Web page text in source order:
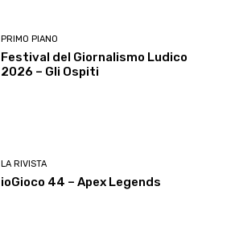
PRIMO PIANO
Festival del Giornalismo Ludico
2026 – Gli Ospiti
LA RIVISTA
ioGioco 44 – Apex Legends